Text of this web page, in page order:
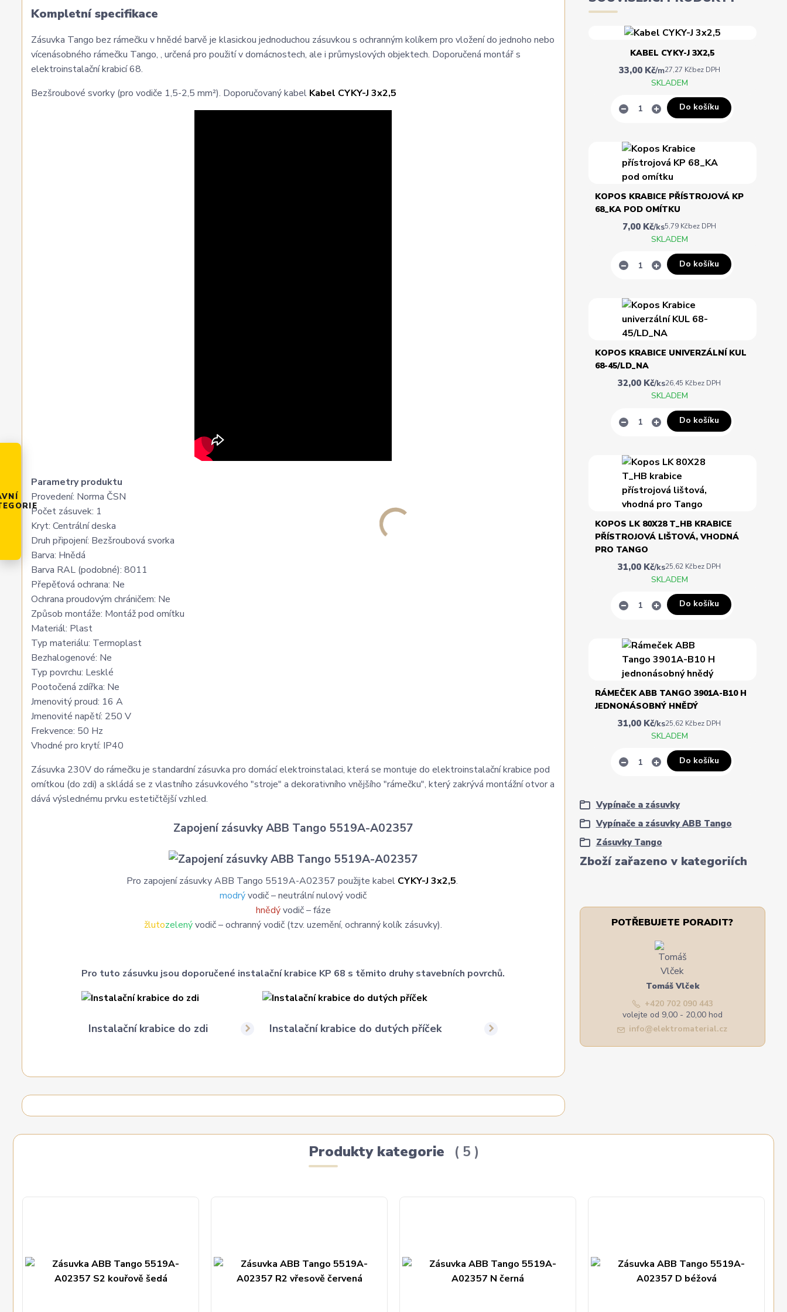
Kompletní specifikace
Zásuvka Tango bez rámečku v hnědé barvě je klasickou jednoduchou zásuvkou s ochranným kolíkem pro vložení do jednoho nebo
vícenásobného rámečku Tango, , určená pro použití v domácnostech, ale i průmyslových objektech. Doporučená montář s
elektroinstalační krabicí 68.
Bezšroubové svorky (pro vodiče 1,5-2,5 mm²). Doporučovaný kabel Kabel CYKY-J 3x2,5
Parametry produktu
Provedení: Norma ČSN
Počet zásuvek: 1
Kryt: Centrální deska
Druh připojení: Bezšroubová svorka
Barva: Hnědá
Barva RAL (podobné): 8011
Přepěťová ochrana: Ne
Ochrana proudovým chráničem: Ne
Způsob montáže: Montáž pod omítku
Materiál: Plast
Typ materiálu: Termoplast
Bezhalogenové: Ne
Typ povrchu: Lesklé
Pootočená zdířka: Ne
Jmenovitý proud: 16 A
Jmenovité napětí: 250 V
Frekvence: 50 Hz
Vhodné pro krytí: IP40
Zásuvka 230V do rámečku je standardní zásuvka pro domácí elektroinstalaci, která se montuje do elektroinstalační krabice pod
omítkou (do zdi) a skládá se z vlastního zásuvkového "stroje" a dekorativního vnějšího "rámečku", který zakrývá montážní otvor a
dává výslednému prvku estetičtější vzhled.
Zapojení zásuvky ABB Tango 5519A-A02357
Pro zapojení zásuvky ABB Tango 5519A-A02357 použijte kabel CYKY-J 3x2,5.
modrývodič – neutrální nulový vodič
hnědývodič – fáze
žlutozelenývodič – ochranný vodič (tzv. uzemění, ochranný kolík zásuvky).
Pro tuto zásuvku jsou doporučené instalační krabice KP 68 s těmito druhy stavebních povrchů.
Instalační krabice do zdi Instalační krabice do dutých příček
Zboží zařazeno v kategoriích
Vypínače a zásuvky
Vypínače a zásuvky ABB Tango
Zásuvky Tango
KABEL CYKY-J 3X2,5
33,00 Kč/m27,27 Kčbez DPH
SKLADEM
Do košíku
KOPOS KRABICE PŘÍSTROJOVÁ KP
68_KA POD OMÍTKU
7,00 Kč/ks5,79 Kčbez DPH
SKLADEM
Do košíku
KOPOS KRABICE UNIVERZÁLNÍ KUL
68-45/LD_NA
32,00 Kč/ks26,45 Kčbez DPH
SKLADEM
Do košíku
KOPOS LK 80X28 T_HB KRABICE
PŘÍSTROJOVÁ LIŠTOVÁ, VHODNÁ
PRO TANGO
31,00 Kč/ks25,62 Kčbez DPH
SKLADEM
Do košíku
RÁMEČEK ABB TANGO 3901A-B10 H
JEDNONÁSOBNÝ HNĚDÝ
31,00 Kč/ks25,62 Kčbez DPH
SKLADEM
Do košíku
POTŘEBUJETE PORADIT?
Tomáš Vlček
+420 702 090 443
volejte od 9,00 - 20,00 hod
info@elektromaterial.cz
Produkty kategorie 5